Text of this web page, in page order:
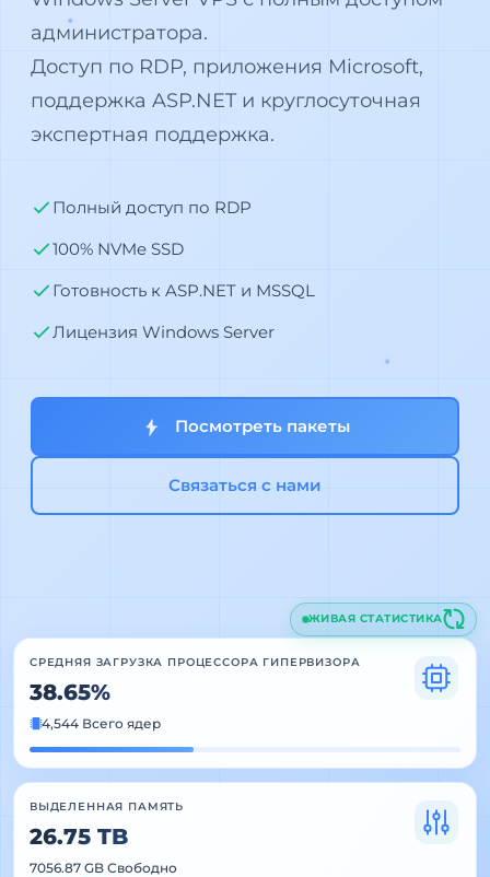
администратора.
Доступ по RDP, приложения Microsoft,
поддержка ASP.NET и круглосуточная
экспертная поддержка.
Полный доступ по RDP
100% NVMe SSD
Готовность к ASP.NET и MSSQL
Лицензия Windows Server
Посмотреть пакеты
Связаться с нами
ЖИВАЯ СТАТИСТИКА
СРЕДНЯЯ ЗАГРУЗКА ПРОЦЕССОРА ГИПЕРВИЗОРА
38.65%
4,544 Всего ядер
ВЫДЕЛЕННАЯ ПАМЯТЬ
26.75 TB
7056.87 GB Свободно